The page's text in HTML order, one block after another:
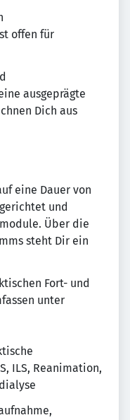
offen für
ausgeprägte
Dich aus
eine Dauer von
und
Über die
steht Dir ein
Fort- und
unter
ILS, Reanimation,